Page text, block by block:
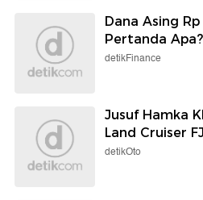
Dana Asing
Pertanda Apa?
detikFinance
Jusuf Hamka
Land Cruiser
detikOto